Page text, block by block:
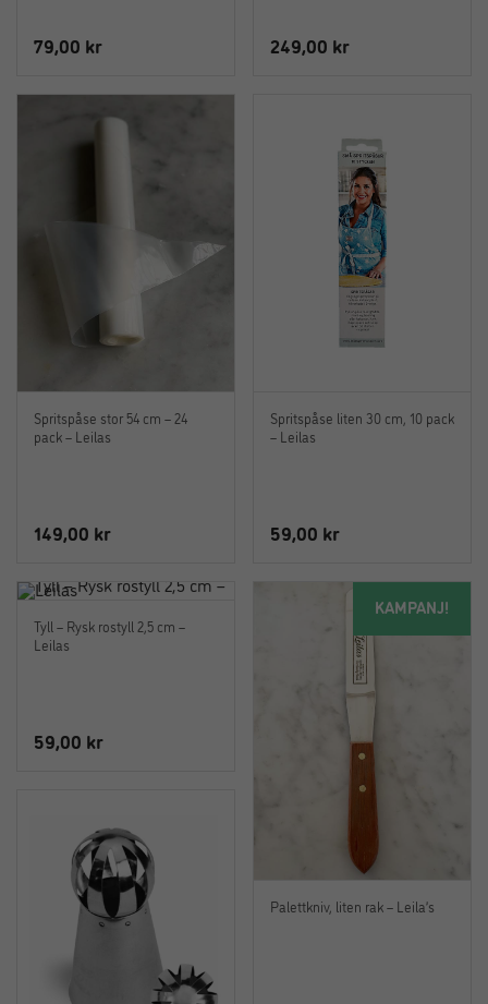
249,00 kr
79,00 kr
Spritspåse liten 30 cm, 10 pack
– Leilas
59,00 kr
Spritspåse stor 54 cm – 24
pack – Leilas
149,00 kr
KAMPANJ!
Palettkniv, liten rak – Leila’s
Tyll – Rysk rostyll 2,5 cm –
Leilas
59,00 kr